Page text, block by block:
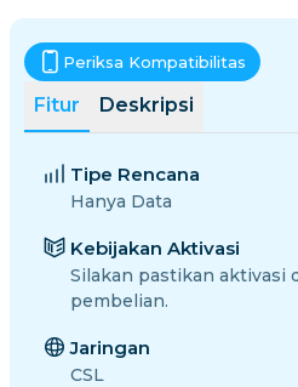
Fitur Deskripsi
Periksa Kompatibilitas
Tipe Rencana
Hanya Data
Kebijakan Aktivasi
Silakan pastikan aktivasi
pembelian.
Jaringan
CSL